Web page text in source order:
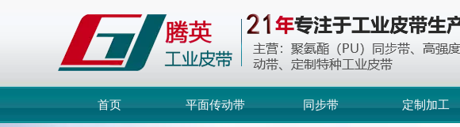
首页 平面传动带 同步带 定制加工